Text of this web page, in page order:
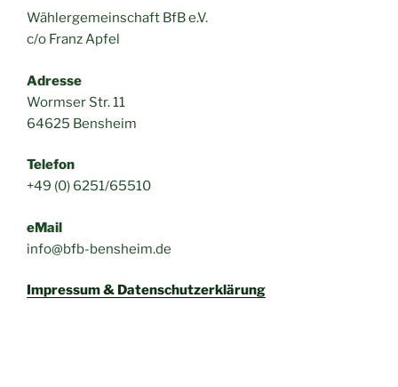
Wählergemeinschaft BfB e.V.
c/o Franz Apfel
Adresse
Wormser Str. 11
64625 Bensheim
Telefon
+49 (0) 6251/65510
eMail
info@bfb-bensheim.de
Impressum & Datenschutzerklärung